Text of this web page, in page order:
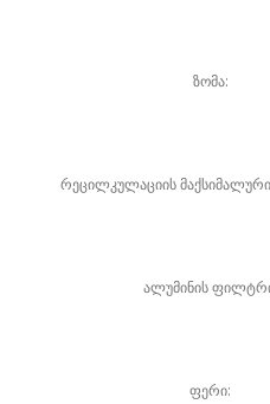
ზომა:
რეცილკულაციის
ალუმინის
ფერი: